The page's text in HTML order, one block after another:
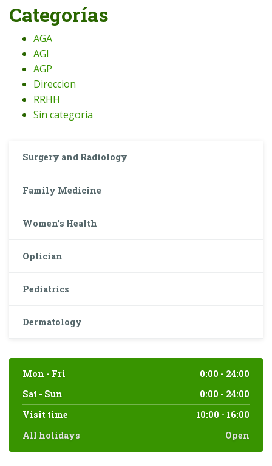
Categorías
AGA
AGI
AGP
Direccion
RRHH
Sin categoría
Surgery and Radiology
Family Medicine
Women’s Health
Optician
Pediatrics
Dermatology
Mon - Fri
0:00 - 24:00
Sat - Sun
0:00 - 24:00
Visit time
10:00 - 16:00
All holidays
Open